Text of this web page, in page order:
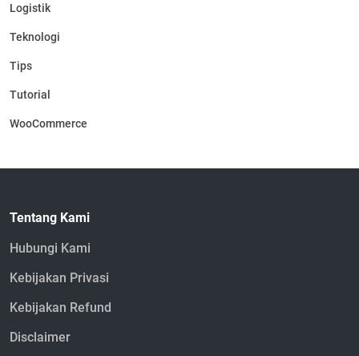
Logistik
Teknologi
Tips
Tutorial
WooCommerce
Tentang Kami
Hubungi Kami
Kebijakan Privasi
Kebijakan Refund
Disclaimer